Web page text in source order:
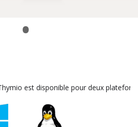
•
est disponible pour deux